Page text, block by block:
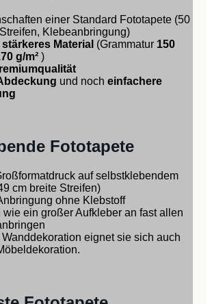
einer Standard Fototapete (50
Klebeanbringung)
stärkeres Material (Grammatur 150
g/m² )
und noch einfachere
Fototapete
auf selbstklebendem
cm breite Streifen)
ohne Klebstoff
wie ein großer Aufkleber an fast allen
eignet sie sich auch